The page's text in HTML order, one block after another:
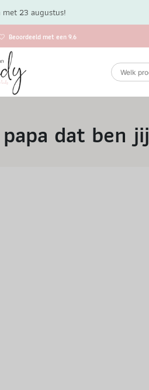
Beoordeeld met een 9.6
dat ben jij
23 augustus!